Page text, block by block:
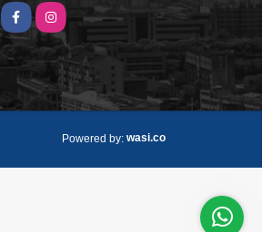
FacebookInstagram
Powered by: wasi.co